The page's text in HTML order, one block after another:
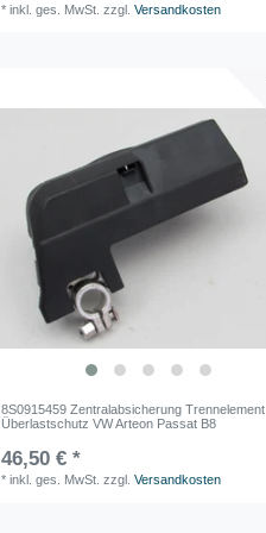
*inkl. ges. MwSt. zzgl.Versandkosten
8S0915459 Zentralabsicherung Trennelement
Überlastschutz VW Arteon Passat B8
46,50 € *
*inkl. ges. MwSt. zzgl.Versandkosten